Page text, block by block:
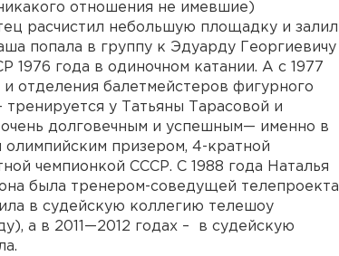
отношения не имевшие)
расчистил небольшую площадку и залил
попала в группу к Эдуарду Георгиевичу
1976 года в одиночном катании. А с 1977
отделения балетмейстеров фигурного
тренируется у Татьяны Тарасовой и
долговечным и успешным— именно в
призером, 4-кратной
чемпионкой СССР. C 1988 года Наталья
была тренером-соведущей телепроекта
в судейскую коллегию телешоу
а в 2011—2012 годах – в судейскую